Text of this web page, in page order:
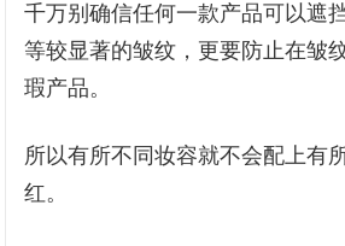
千万别确信任何一款产品可以遮
等较显著的皱纹，更要防止在皱
瑕产品。
所以有所不同妆容就不会配上有
红。